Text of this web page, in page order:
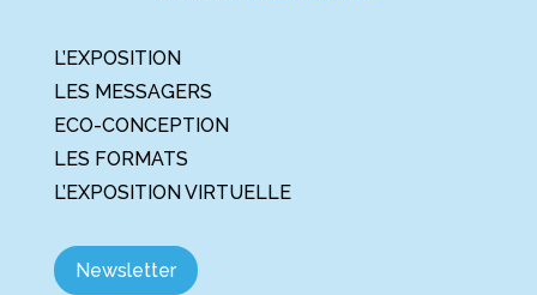
L’EXPOSITION
LES MESSAGERS
ECO-CONCEPTION
LES FORMATS
L’EXPOSITION VIRTUELLE
Newsletter